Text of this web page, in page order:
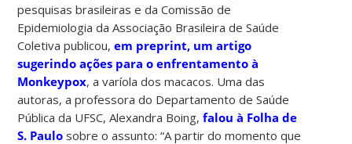
pesquisas brasileiras e da Comissão de
Epidemiologia da Associação Brasileira de Saúde
Coletiva publicou,em preprint, um artigo
sugerindo ações para o enfrentamento à
Monkeypox, a varíola dos macacos. Uma das
autoras, a professora do Departamento de Saúde
Pública da UFSC, Alexandra Boing,falou à Folha de
S. Paulo sobre o assunto: “A partir do momento que